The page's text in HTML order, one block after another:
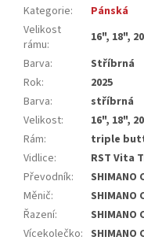
Kategorie:
Pánská
Velikost
rámu:
16", 18",
Barva:
Stříbrná
Rok:
2025
Barva:
stříbrná
Velikost:
16", 18",
Rám:
triple
Vidlice:
RST Vita
Převodník:
SHIMANO
Měnič:
SHIMANO
Řazení:
SHIMANO
Vícekolečko: SHIMANO